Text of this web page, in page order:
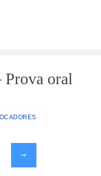
Prova oral
⇒